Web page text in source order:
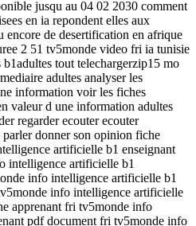
jusqu au 04 02 2030 comment
en ia repondent elles aux
encore de desertification en afrique
2 51 tv5monde video fri ia tunisie
tout telechargerzip15 mo
adultes analyser les
information voir les fiches
valeur d une information adultes
regarder ecouter ecouter
donner son opinion fiche
artificielle b1 enseignant
intelligence artificielle b1
info intelligence artificielle b1
info intelligence artificielle
apprenant fri tv5monde info
pdf document fri tv5monde info